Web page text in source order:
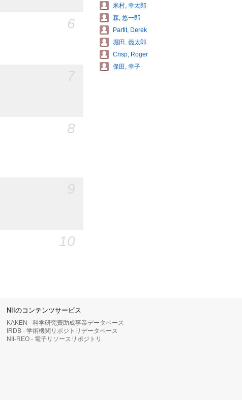
6
8
10
米村, 幸太郎
森, 悠一郎
Parfit, Derek
堀田, 義太郎
Crisp, Roger
保田, 幸子
NIIのコンテンツサービス
KAKEN - 科学研究費助成事業データベース
IRDB - 学術機関リポジトリデータベース
NII-REO - 電子リソースリポジトリ